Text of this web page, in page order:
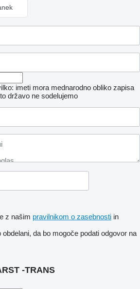
imeti mora mednarodno obliko zapisa
državo ne sodelujemo
z našim pravilnikom o zasebnosti in
da bo mogoče podati odgovor na
-TRANS